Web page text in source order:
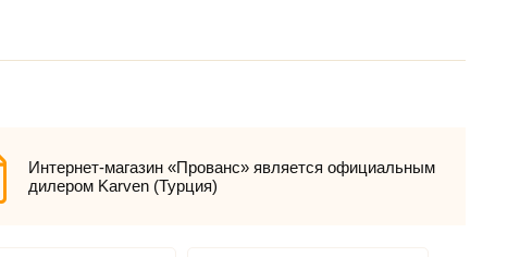
Интернет-магазин «Прованс» является официальным
дилером Karven (Турция)